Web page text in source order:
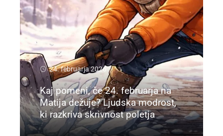
24. februarja 2026
Kaj pomeni, če 24. februarja na
Matija dežuje? Ljudska modrost,
ki razkriva skrivnost poletja
Preberi več